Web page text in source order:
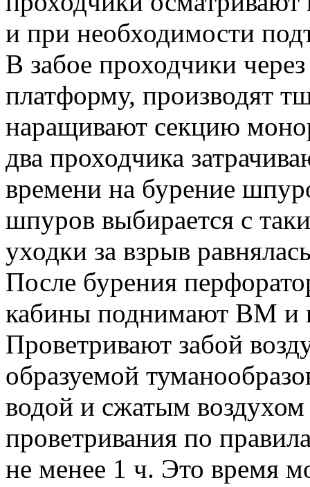
и при необходимости
В забое проходчики
платформу, производят
наращивают секцию
два проходчика
времени на бурение
шпуров выбирается с
уходки за взрыв
После бурения
кабины поднимают ВМ и
Проветривают забой
образуемой
водой и сжатым
проветривания по
не менее 1 ч. Это время